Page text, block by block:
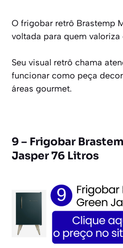
O frigobar retrô Brastemp
voltada para quem valoriza
Seu visual retrô chama
funcionar como peça
áreas gourmet.
9 – Frigobar
Jasper 76 Litros